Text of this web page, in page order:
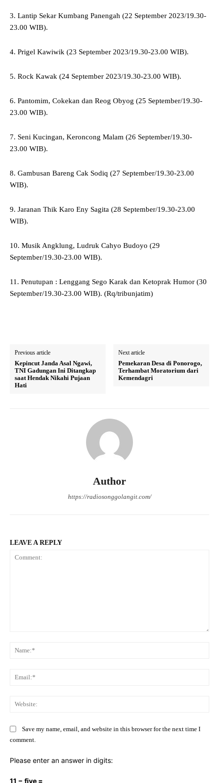
3. Lantip Sekar Kumbang Panengah (22 September 2023/19.30-
23.00 WIB).
4. Prigel Kawiwik (23 September 2023/19.30-23.00 WIB).
5. Rock Kawak (24 September 2023/19.30-23.00 WIB).
6. Pantomim, Cokekan dan Reog Obyog (25 September/19.30-
23.00 WIB).
7. Seni Kucingan, Keroncong Malam (26 September/19.30-
23.00 WIB).
8. Gambusan Bareng Cak Sodiq (27 September/19.30-23.00
WIB).
9. Jaranan Thik Karo Eny Sagita (28 September/19.30-23.00
WIB).
10. Musik Angklung, Ludruk Cahyo Budoyo (29
September/19.30-23.00 WIB).
11. Penutupan : Lenggang Sego Karak dan Ketoprak Humor (30
September/19.30-23.00 WIB). (Rq/tribunjatim)
Previous article
Kepincut Janda Asal Ngawi,
TNI Gadungan Ini Ditangkap
saat Hendak Nikahi Pujaan
Hati
Next article
Pemekaran Desa di Ponorogo,
Terhambat Moratorium dari
Kemendagri
Author
https://radiosonggolangit.com/
LEAVE A REPLY
Save my name, email, and website in this browser for the next time I
comment.
Please enter an answer in digits:
11 − five =